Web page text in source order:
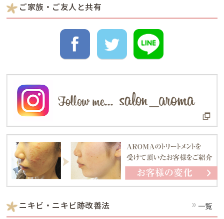
ご家族・ご友人と共有
ニキビ・ニキビ跡改善法 一覧